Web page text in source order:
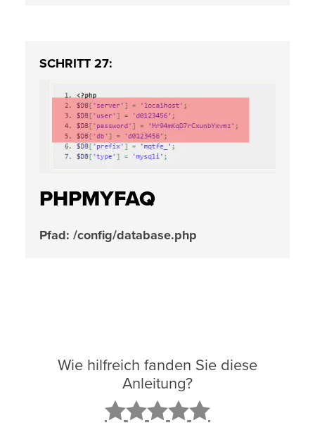
SCHRITT 27:
PHPMYFAQ
Pfad: /config/database.php
Wie hilfreich fanden Sie diese
Anleitung?